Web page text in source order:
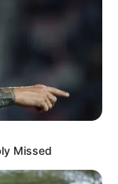
Missed